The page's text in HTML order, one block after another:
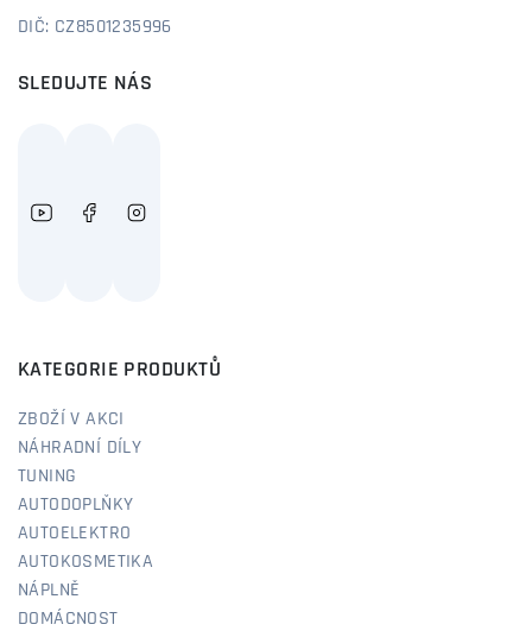
DIČ: CZ8501235996
SLEDUJTE NÁS
KATEGORIE PRODUKTŮ
ZBOŽÍ V AKCI
NÁHRADNÍ DÍLY
TUNING
AUTODOPLŇKY
AUTOELEKTRO
AUTOKOSMETIKA
NÁPLNĚ
DOMÁCNOST